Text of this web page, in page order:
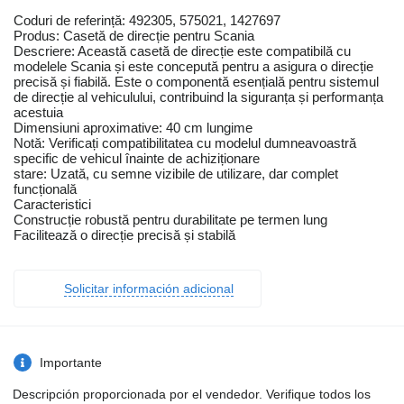
Coduri de referință: 492305, 575021, 1427697
Produs: Casetă de direcție pentru Scania
Descriere: Această casetă de direcție este compatibilă cu
modelele Scania și este concepută pentru a asigura o direcție
precisă și fiabilă. Este o componentă esențială pentru sistemul
de direcție al vehiculului, contribuind la siguranța și performanța
acestuia
Dimensiuni aproximative: 40 cm lungime
Notă: Verificați compatibilitatea cu modelul dumneavoastră
specific de vehicul înainte de achiziționare
stare: Uzată, cu semne vizibile de utilizare, dar complet
funcțională
Caracteristici
Construcție robustă pentru durabilitate pe termen lung
Facilitează o direcție precisă și stabilă
Solicitar información adicional
Importante
Descripción proporcionada por el vendedor. Verifique todos los